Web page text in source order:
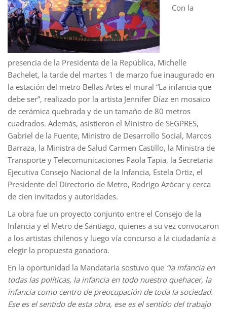
Con la
presencia de la Presidenta de la República, Michelle
Bachelet, la tarde del martes 1 de marzo fue inaugurado en
la estación del metro Bellas Artes el mural “La infancia que
debe ser”, realizado por la artista Jennifer Díaz en mosaico
de cerámica quebrada y de un tamaño de 80 metros
cuadrados. Además, asistieron el Ministro de SEGPRES,
Gabriel de la Fuente, Ministro de Desarrollo Social, Marcos
Barraza, la Ministra de Salud Carmen Castillo, la Ministra de
Transporte y Telecomunicaciones Paola Tapia, la Secretaria
Ejecutiva Consejo Nacional de la Infancia, Estela Ortiz, el
Presidente del Directorio de Metro, Rodrigo Azócar y cerca
de cien invitados y autoridades.
La obra fue un proyecto conjunto entre el Consejo de la
Infancia y el Metro de Santiago, quienes a su vez convocaron
a los artistas chilenos y luego vía concurso a la ciudadanía a
elegir la propuesta ganadora.
En la oportunidad la Mandataria sostuvo que “la infancia en
todas las políticas, la infancia en todo nuestro quehacer, la
infancia como centro de preocupación de toda la sociedad.
Ese es el sentido de esta obra, ese es el sentido del trabajo